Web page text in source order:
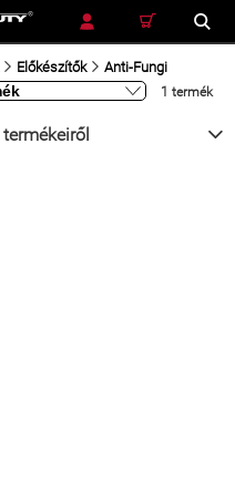
RÉSZLETES KERESÉS
Előkészítők Anti-Fungi
1 termék
termékeiről